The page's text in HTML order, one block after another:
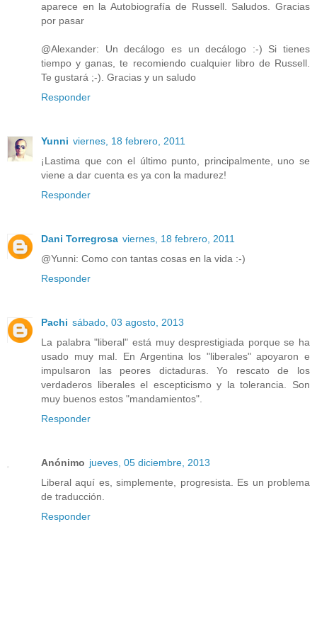
aparece en la Autobiografía de Russell. Saludos. Gracias
por pasar
@Alexander: Un decálogo es un decálogo :-) Si tienes
tiempo y ganas, te recomiendo cualquier libro de Russell.
Te gustará ;-). Gracias y un saludo
Responder
Yunni viernes, 18 febrero, 2011
¡Lastima que con el último punto, principalmente, uno se
viene a dar cuenta es ya con la madurez!
Responder
Dani Torregrosa viernes, 18 febrero, 2011
@Yunni: Como con tantas cosas en la vida :-)
Responder
Pachi sábado, 03 agosto, 2013
La palabra "liberal" está muy desprestigiada porque se ha
usado muy mal. En Argentina los "liberales" apoyaron e
impulsaron las peores dictaduras. Yo rescato de los
verdaderos liberales el escepticismo y la tolerancia. Son
muy buenos estos "mandamientos".
Responder
Anónimo jueves, 05 diciembre, 2013
Liberal aquí es, simplemente, progresista. Es un problema
de traducción.
Responder